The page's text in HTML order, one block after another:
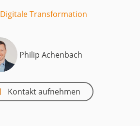
Philip Achenbach
Kontakt aufnehmen
Digitale Transformation